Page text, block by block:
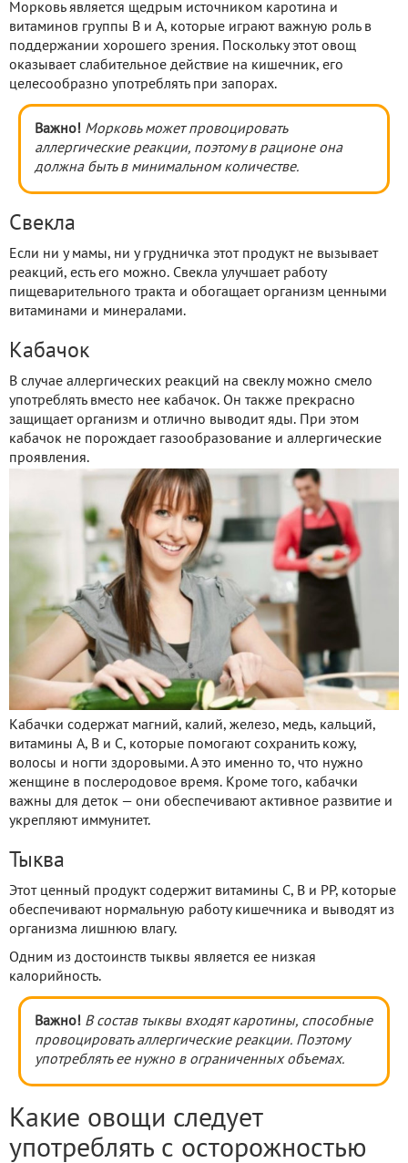
Морковь является щедрым источником каротина и
витаминов группы B и A, которые играют важную роль в
поддержании хорошего зрения. Поскольку этот овощ
оказывает слабительное действие на кишечник, его
целесообразно употреблять при запорах.
Важно! Морковь может провоцировать
аллергические реакции, поэтому в рационе она
должна быть в минимальном количестве.
Свекла
Если ни у мамы, ни у грудничка этот продукт не вызывает
реакций, есть его можно. Свекла улучшает работу
пищеварительного тракта и обогащает организм ценными
витаминами и минералами.
Кабачок
В случае аллергических реакций на свеклу можно смело
употреблять вместо нее кабачок. Он также прекрасно
защищает организм и отлично выводит яды. При этом
кабачок не порождает газообразование и аллергические
проявления.
Кабачки содержат магний, калий, железо, медь, кальций,
витамины A, B и C, которые помогают сохранить кожу,
волосы и ногти здоровыми. А это именно то, что нужно
женщине в послеродовое время. Кроме того, кабачки
важны для деток — они обеспечивают активное развитие и
укрепляют иммунитет.
Тыква
Этот ценный продукт содержит витамины C, B и PP, которые
обеспечивают нормальную работу кишечника и выводят из
организма лишнюю влагу.
Одним из достоинств тыквы является ее низкая
калорийность.
Важно! В состав тыквы входят каротины, способные
провоцировать аллергические реакции. Поэтому
употреблять ее нужно в ограниченных объемах.
Какие овощи следует
употреблять с осторожностью